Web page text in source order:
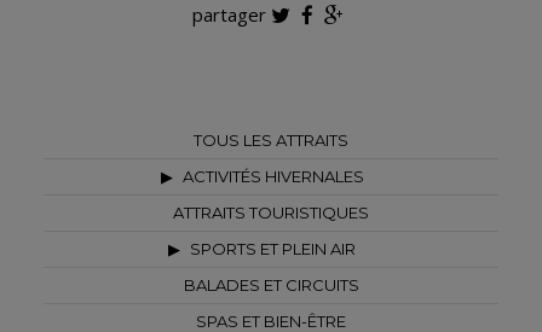
TOUS LES ATTRAITS
ACTIVITÉS HIVERNALES
ATTRAITS TOURISTIQUES
SPORTS ET PLEIN AIR
BALADES ET CIRCUITS
SPAS ET BIEN-ÊTRE
partager